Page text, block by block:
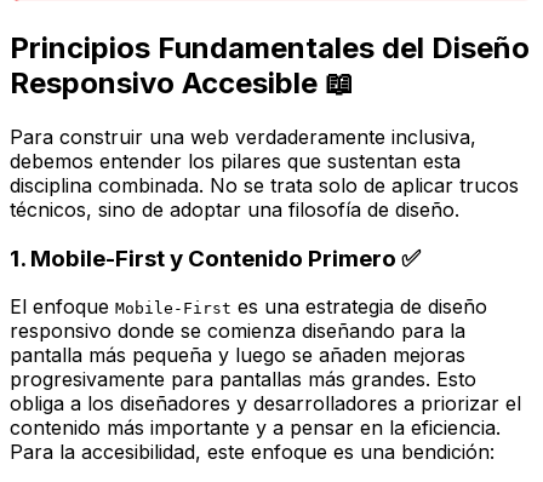
Principios Fundamentales del Diseño
Responsivo Accesible 📖
Para construir una web verdaderamente inclusiva,
debemos entender los pilares que sustentan esta
disciplina combinada. No se trata solo de aplicar trucos
técnicos, sino de adoptar una filosofía de diseño.
1. Mobile-First y Contenido Primero ✅
El enfoque Mobile-First es una estrategia de diseño
responsivo donde se comienza diseñando para la
pantalla más pequeña y luego se añaden mejoras
progresivamente para pantallas más grandes. Esto
obliga a los diseñadores y desarrolladores a priorizar el
contenido más importante y a pensar en la eficiencia.
Para la accesibilidad, este enfoque es una bendición: